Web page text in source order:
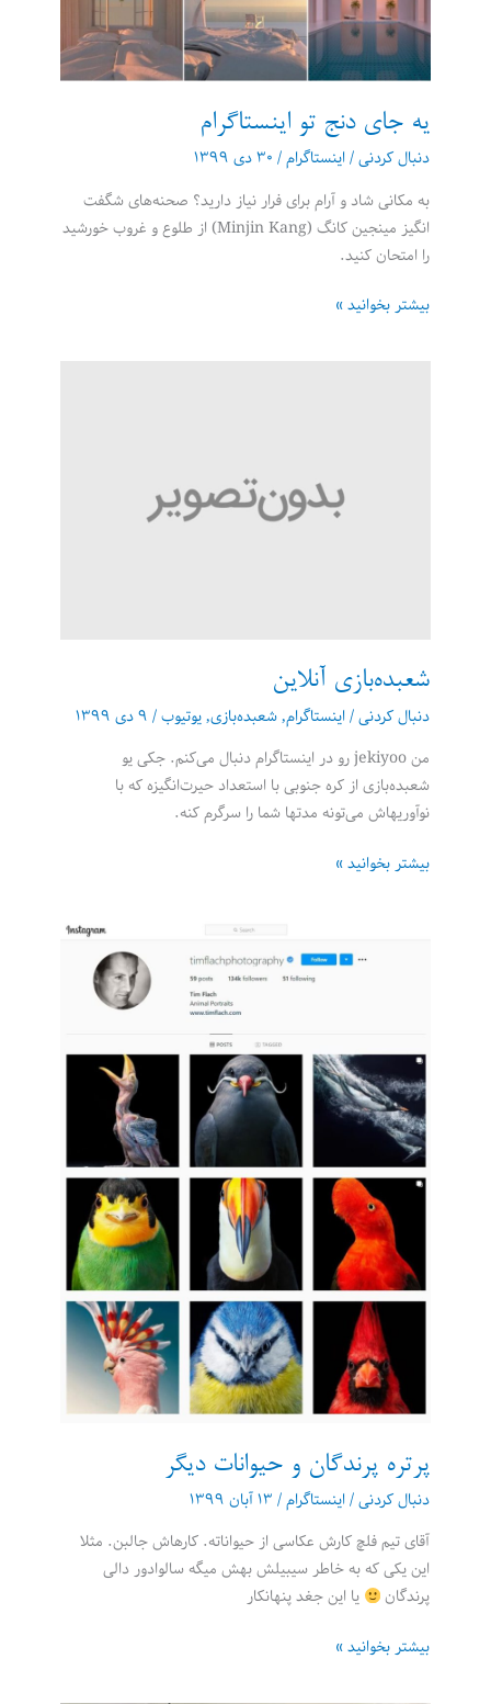
یه جای دنج تو اینستاگرام
دنبال کردنی/اینستاگرام/ ۳۰ دی ۱۳۹۹
به مکانی شاد و آرام برای فرار نیاز دارید؟ صحنه‌های شگفت
انگیز مینجین کانگ (Minjin Kang) از طلوع و غروب خورشید
را امتحان کنید.
یه
بیشتر بخوانید »
شعبده‌بازی آنلاین
دنبال کردنی/اینستاگرام,شعبده‌بازی,یوتیوب/ ۹ دی ۱۳۹۹
من jekiyoo رو در اینستاگرام دنبال می‌کنم. جکی یو
شعبده‌بازی از کره جنوبی با استعداد حیرت‌انگیزه که با
نوآوریهاش می‌تونه مدتها شما را سرگرم کنه.
شعبده‌بازی
بیشتر بخوانید »
پرتره پرندگان و حیوانات دیگر
دنبال کردنی/اینستاگرام/ ۱۳ آبان ۱۳۹۹
آقای تیم فلچ کارش عکاسی از حیواناته. کارهاش جالبن. مثلا
این یکی که به خاطر سیبیلش بهش میگه سالوادور دالی
پرندگان
یا این جغد پنهانکار
پرتره
بیشتر بخوانید »